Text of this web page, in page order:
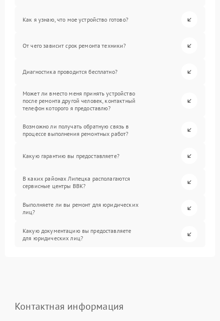
Как я узнаю, что мое устройство готово?
От чего зависит срок ремонта техники?
Диагностика проводится бесплатно?
Может ли вместо меня принять устройство
после ремонта другой человек, контактный
телефон которого я предоставлю?
Возможно ли получать обратную связь в
процессе выполнения ремонтных работ?
Какую гарантию вы предоставляете?
В каких районах Липецка располагаются
сервисные центры BBK?
Выполняете ли вы ремонт для юридических
лиц?
Какую документацию вы предоставляете
для юридических лиц?
Контактная информация